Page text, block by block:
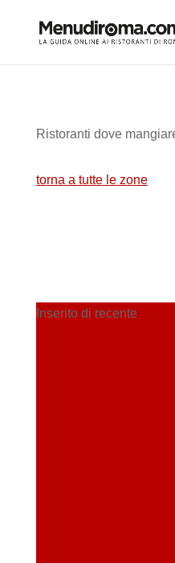
Ristoranti dove
torna a tutte le zone
Inserito di recente